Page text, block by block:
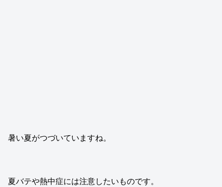
暑い夏がつづいていますね。
夏バテや熱中症には注意したいものです。